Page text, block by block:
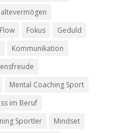
Flow Fokus
Geduld
Kommunikation
Mental Coaching Sport
im Beruf
Sportler
Mindset